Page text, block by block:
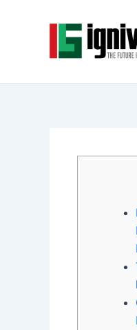
navigation